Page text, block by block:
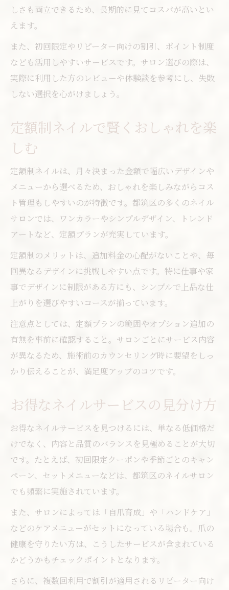
しさも両立できるため、長期的に見てコスパが高いとい
えます。
また、初回限定やリピーター向けの割引、ポイント制度
なども活用しやすいサービスです。サロン選びの際は、
実際に利用した方のレビューや体験談を参考にし、失敗
しない選択を心がけましょう。
定額制ネイルで賢くおしゃれを楽
しむ
定額制ネイルは、月々決まった金額で幅広いデザインや
メニューから選べるため、おしゃれを楽しみながらコス
ト管理もしやすいのが特徴です。都筑区の多くのネイル
サロンでは、ワンカラーやシンプルデザイン、トレンド
アートなど、定額プランが充実しています。
定額制のメリットは、追加料金の心配がないことや、毎
回異なるデザインに挑戦しやすい点です。特に仕事や家
事でデザインに制限がある方にも、シンプルで上品な仕
上がりを選びやすいコースが揃っています。
注意点としては、定額プランの範囲やオプション追加の
有無を事前に確認すること。サロンごとにサービス内容
が異なるため、施術前のカウンセリング時に要望をしっ
かり伝えることが、満足度アップのコツです。
お得なネイルサービスの見分け方
お得なネイルサービスを見つけるには、単なる低価格だ
けでなく、内容と品質のバランスを見極めることが大切
です。たとえば、初回限定クーポンや季節ごとのキャン
ペーン、セットメニューなどは、都筑区のネイルサロン
でも頻繁に実施されています。
また、サロンによっては「自爪育成」や「ハンドケア」
などのケアメニューがセットになっている場合も。爪の
健康を守りたい方は、こうしたサービスが含まれている
かどうかもチェックポイントとなります。
さらに、複数回利用で割引が適用されるリピーター向け